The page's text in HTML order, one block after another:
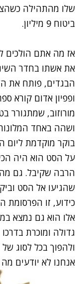
שלו מהתהילה
ביטוח 9 מיליון.
אז מה אתם הולכים
את אשתו בחדר
הבגדים, פותח את
ופפיון אדום קורא
מורוזוב, שמתגורר
ושהה באחד
בוקר מוקדמת ליום
על הסט הוא היה
הרבה שקיבל. גם
שהגיעו אל הסט
כידוע, זו הפרסומת
אלו הוא גם נמצא
גדולה ומוכרת
ולהפוך בכל לסוג
אנחנו לא יודעים מה